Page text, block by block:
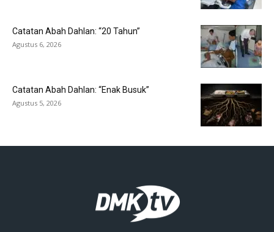
Catatan Abah Dahlan: “20 Tahun”
Agustus 6, 2026
Catatan Abah Dahlan: “Enak Busuk”
Agustus 5, 2026